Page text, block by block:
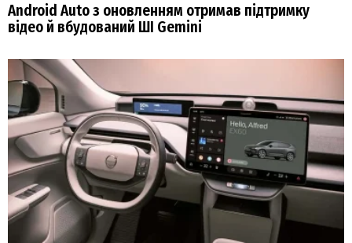
Android Auto з оновленням отримав підтримку
відео й вбудований ШІ Gemini